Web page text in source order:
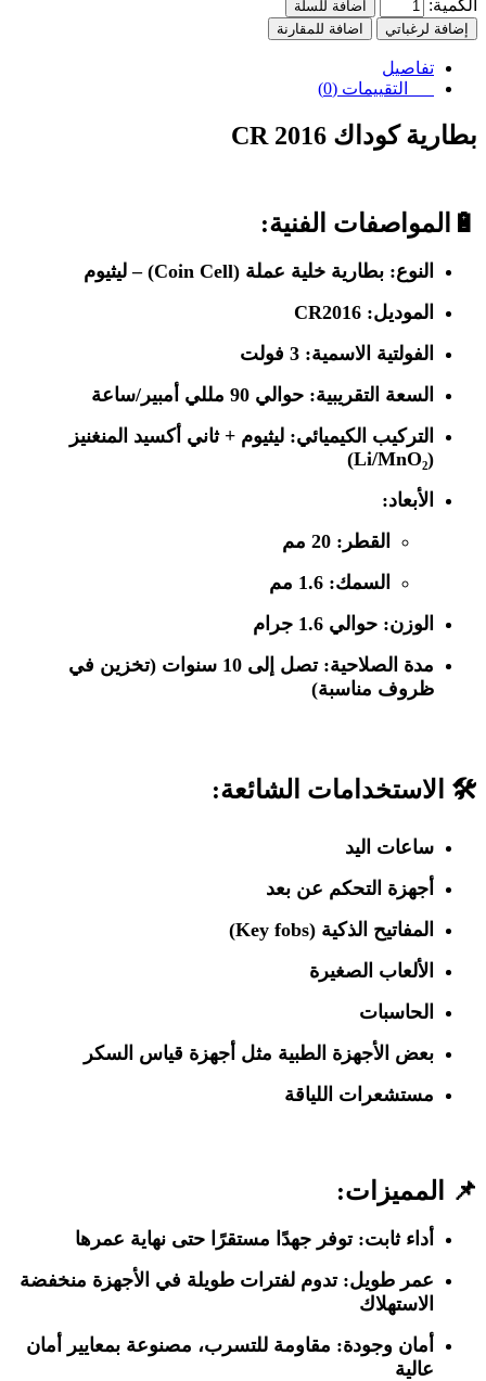
الكمية:
اضافة للسلة
إضافة لرغباتي
اضافة للمقارنة
تفاصيل
التقييمات (0)
بطارية كوداك CR 2016
🔋 المواصفات الفنية:
النوع: بطارية خلية عملة (Coin Cell) – ليثيوم
الموديل:
الفولتية الاسمية:
السعة التقريبية: حوالي 90 مللي أمبير/ساعة
التركيب الكيميائي: ليثيوم + ثاني أكسيد المنغنيز
(Li/MnO₂)
الأبعاد:
القطر:
السمك:
الوزن: حوالي 1.6 جرام
مدة الصلاحية:
تصل إلى 10 سنوات (تخزين في
ظروف مناسبة)
🛠️ الاستخدامات الشائعة:
ساعات اليد
أجهزة التحكم عن بعد
المفاتيح الذكية (Key fobs)
الألعاب الصغيرة
الحاسبات
بعض الأجهزة الطبية مثل أجهزة قياس السكر
مستشعرات اللياقة
📌 المميزات:
أداء ثابت: توفر جهدًا مستقرًا حتى نهاية عمرها
عمر طويل: تدوم لفترات طويلة في الأجهزة منخفضة
الاستهلاك
أمان وجودة: مقاومة للتسرب، مصنوعة بمعايير أمان
عالية